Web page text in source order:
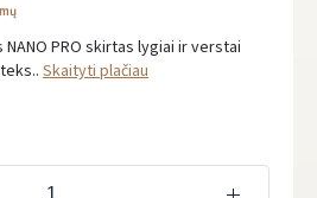
PRO skirtas lygiai ir verstai
Skaityti plačiau